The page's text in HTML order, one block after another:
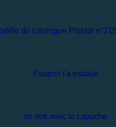
du catalogue Phildar
Poupon l'a essayé
de dos avec la capuche